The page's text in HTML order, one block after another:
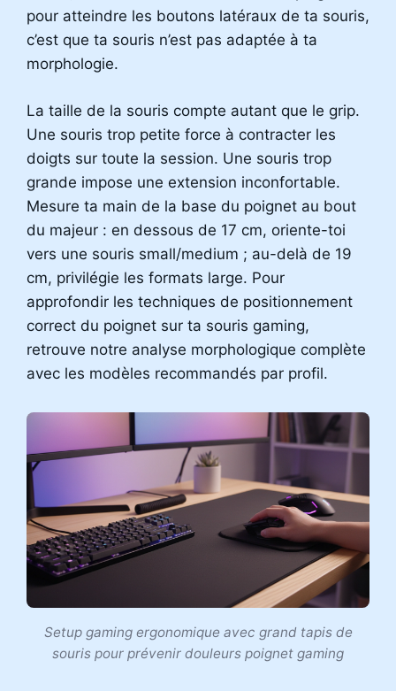
pour atteindre les boutons latéraux de ta souris,
c’est que ta souris n’est pas adaptée à ta
morphologie.
La taille de la souris compte autant que le grip.
Une souris trop petite force à contracter les
doigts sur toute la session. Une souris trop
grande impose une extension inconfortable.
Mesure ta main de la base du poignet au bout
du majeur : en dessous de 17 cm, oriente-toi
vers une souris small/medium ; au-delà de 19
cm, privilégie les formats large. Pour
approfondir les techniques de positionnement
correct du poignet sur ta souris gaming,
retrouve notre analyse morphologique complète
avec les modèles recommandés par profil.
Setup gaming ergonomique avec grand tapis de
souris pour prévenir douleurs poignet gaming